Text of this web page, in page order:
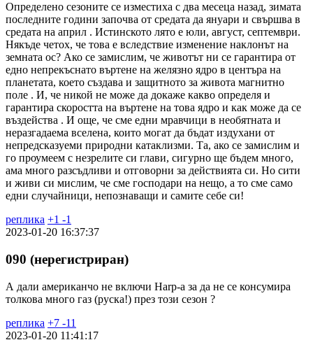
Определено сезоните се изместиха с два месеца назад, зимата
последните години започва от средата да януари и свършва в
средата на април . Истинското лято е юли, август, септември.
Някъде четох, че това е вследствие изменение наклонът на
земната ос? Ако се замислим, че животът ни се гарантира от
едно непрекъснато въртене на желязно ядро в центъра на
планетата, което създава и защитното за живота магнитно
поле . И, че никой не може да докаже какво определя и
гарантира скоростта на въртене на това ядро и как може да се
въздейства . И още, че сме едни мравчици в необятната и
неразгадаема вселена, които могат да бъдат издухани от
непредсказуеми природни катаклизми. Та, ако се замислим и
го проумеем с незрелите си глави, сигурно ще бъдем много,
ама много разсъдливи и отговорни за действията си. Но сити
и живи си мислим, че сме господари на нещо, а то сме само
едни случайници, непознаващи и самите себе си!
реплика +1 -1
2023-01-20 16:37:37
090 (нерегистриран)
А дали американчо не включи Harp-а за да не се консумира
толкова много газ (руска!) през този сезон ?
реплика +7 -11
2023-01-20 11:41:17